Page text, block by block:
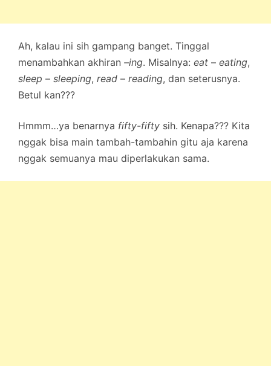
Ah, kalau ini sih gampang banget. Tinggal
menambahkan akhiran –ing. Misalnya: eat – eating,
sleep – sleeping, read – reading, dan seterusnya.
Betul kan???
Hmmm…ya benarnya fifty-fifty sih. Kenapa??? Kita
nggak bisa main tambah-tambahin gitu aja karena
nggak semuanya mau diperlakukan sama.